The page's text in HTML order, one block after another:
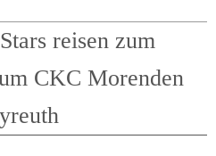
reisen zum
CKC Morenden